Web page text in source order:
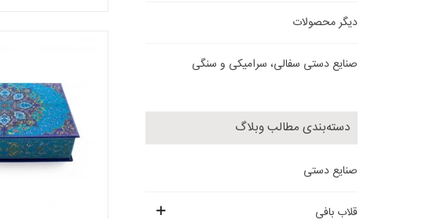
دیگر محصولات
صنایع دستی سفالی، سرامیکی و سنگی
دسته‌بندی مطالب وبلاگ
صنایع دستی
قلاب بافی